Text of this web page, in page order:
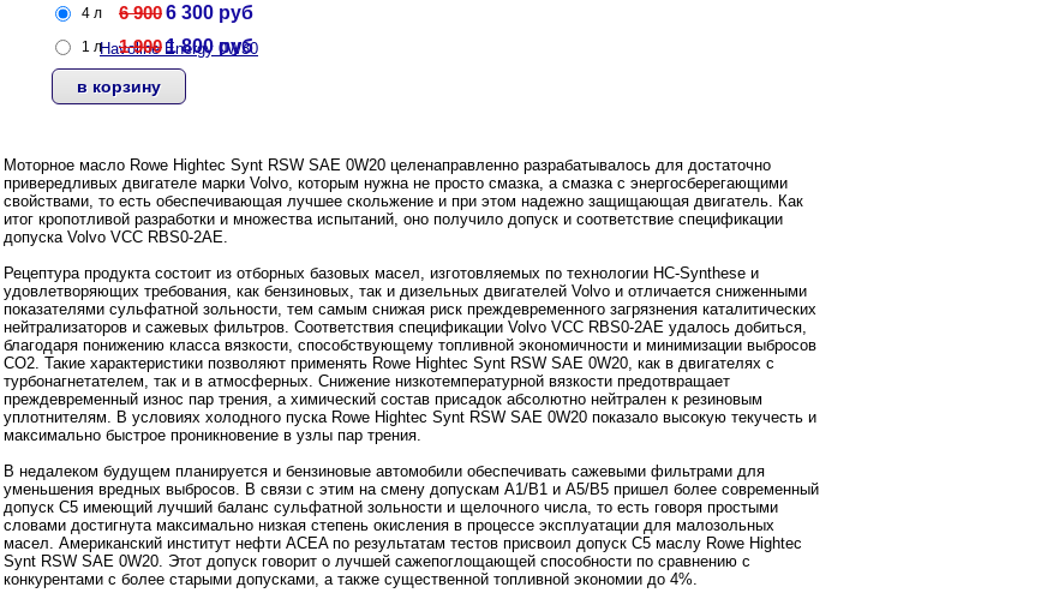
4 л 6 9006 300 руб
1 л 1 9001 800 руб
Моторное масло Rowe Hightec Synt RSW SAE 0W20 целенаправленно разрабатывалось для достаточно
привередливых двигателе марки Volvo, которым нужна не просто смазка, а смазка с энергосберегающими
свойствами, то есть обеспечивающая лучшее скольжение и при этом надежно защищающая двигатель. Как
итог кропотливой разработки и множества испытаний, оно получило допуск и соответствие спецификации
допуска Volvo VCC RBS0-2AE.
Рецептура продукта состоит из отборных базовых масел, изготовляемых по технологии HC-Synthese и
удовлетворяющих требования, как бензиновых, так и дизельных двигателей Volvo и отличается сниженными
показателями сульфатной зольности, тем самым снижая риск преждевременного загрязнения каталитическиx
нейтрализаторов и сажевых фильтров. Соответствия спецификации Volvo VCC RBS0-2AE удалось добиться,
благодаря понижению класса вязкости, способствующему топливной экономичности и минимизации выбросов
CO2. Такие характеристики позволяют применять Rowe Hightec Synt RSW SAE 0W20, как в двигателях с
турбонагнетателем, так и в атмосферных. Снижение низкотемпературной вязкости предотвращает
преждевременный износ пар трения, а химический состав присадок абсолютно нейтрален к резиновым
уплотнителям. В условиях холодного пуска Rowe Hightec Synt RSW SAE 0W20 показало высокую текучесть и
максимально быстрое проникновение в узлы пар трения.
В недалеком будущем планируется и бензиновые автомобили обеспечивать сажевыми фильтрами для
уменьшения вредных выбросов. В связи с этим на смену допускам A1/B1 и A5/B5 пришел более современный
допуск C5 имеющий лучший баланс сульфатной зольности и щелочного числа, то есть говоря простыми
словами достигнута максимально низкая степень окисления в процессе эксплуатации для малозольных
масел. Американский институт нефти ACEA по результатам тестов присвоил допуск C5 маслу Rowe Hightec
Synt RSW SAE 0W20. Этот допуск говорит о лучшей сажепоглощающей способности по сравнению с
конкурентами с более старыми допусками, а также существенной топливной экономии до 4%.